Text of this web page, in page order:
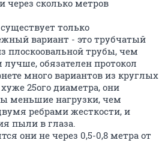
через сколько метров
только
вариант - это трубчатый
плоскоовальной трубы, чем
обязателен протокол
много вариантов из круглых
25ого диаметра, они
меньшие нагрузки, чем
ребрами жесткости, и
пыли в глаза.
они не через 0,5-0,8 метра от